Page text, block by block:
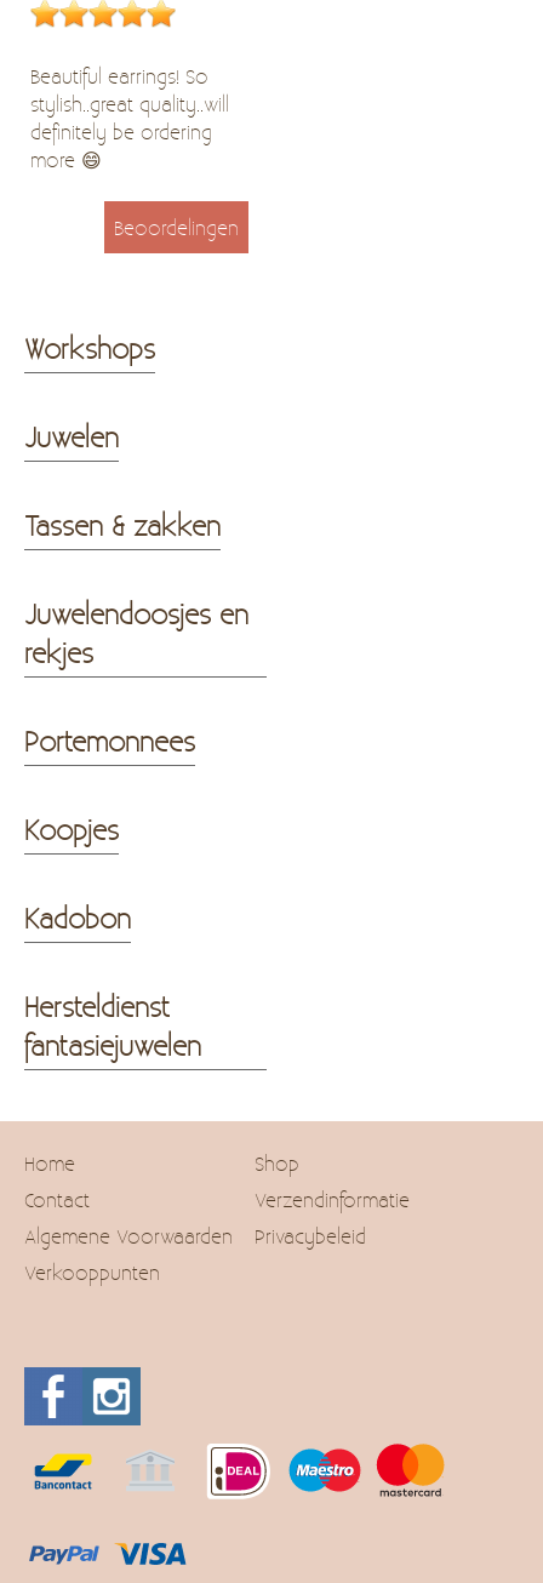
Workshops
Juwelen
Tassen & zakken
Juwelendoosjes en
rekjes
Portemonnees
Koopjes
Kadobon
Hersteldienst
fantasiejuwelen
Beautiful earrings! So
stylish..great quality..will
definitely be ordering
more 😄
Beoordelingen
Home
Shop
Contact
Verzendinformatie
Algemene Voorwaarden
Privacybeleid
Verkooppunten